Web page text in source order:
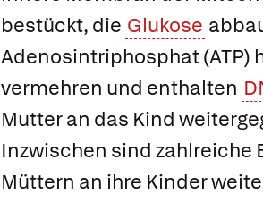
bestückt, die Glukose
Adenosintriphosphat(ATP)
vermehren und enthalten
Mutter an das Kind
Inzwischen sind zahlreiche
Müttern an ihre Kinder